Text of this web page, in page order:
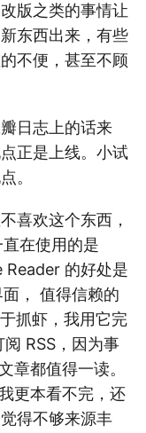
版之类的事情让
东西出来，有些
不便，甚至不顾
日志上的话来
正是上线。小试
。
喜欢这个东西，
在使用的是
Reader 的好处是
， 值得信赖的
抓虾，我用它完
RSS，因为事
章都值得一读。
更本看不完，还
得不够来源丰